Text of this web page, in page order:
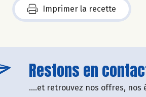
Imprimer la recette
Restons en
....et retrouvez nos offres, nos